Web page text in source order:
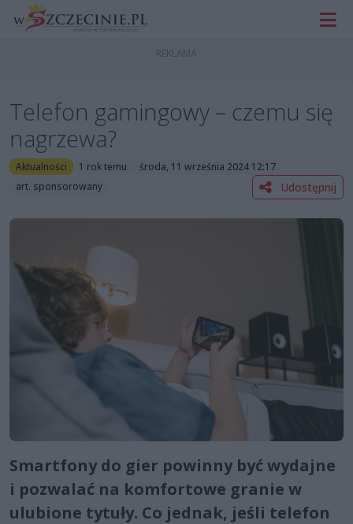
Telefon gamingowy – czemu się
nagrzewa?
Aktualności 1 rok temu
środa, 11 września 2024 12:17
art. sponsorowany
Udostępnij
Smartfony do gier powinny być wydajne
i pozwalać na komfortowe granie w
ulubione tytuły. Co jednak, jeśli telefon